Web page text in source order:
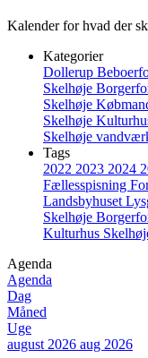
Kalender for hvad der
Kategorier
Dollerup
Skelhøje
Skelhøje
Skelhøje
Skelhøje
Tags
2022 2023 2024
Fællesspisning
Landsbyhuset
Skelhøje
Kulturhus
Agenda
Agenda
Dag
Måned
Uge
august 2026 aug 2026